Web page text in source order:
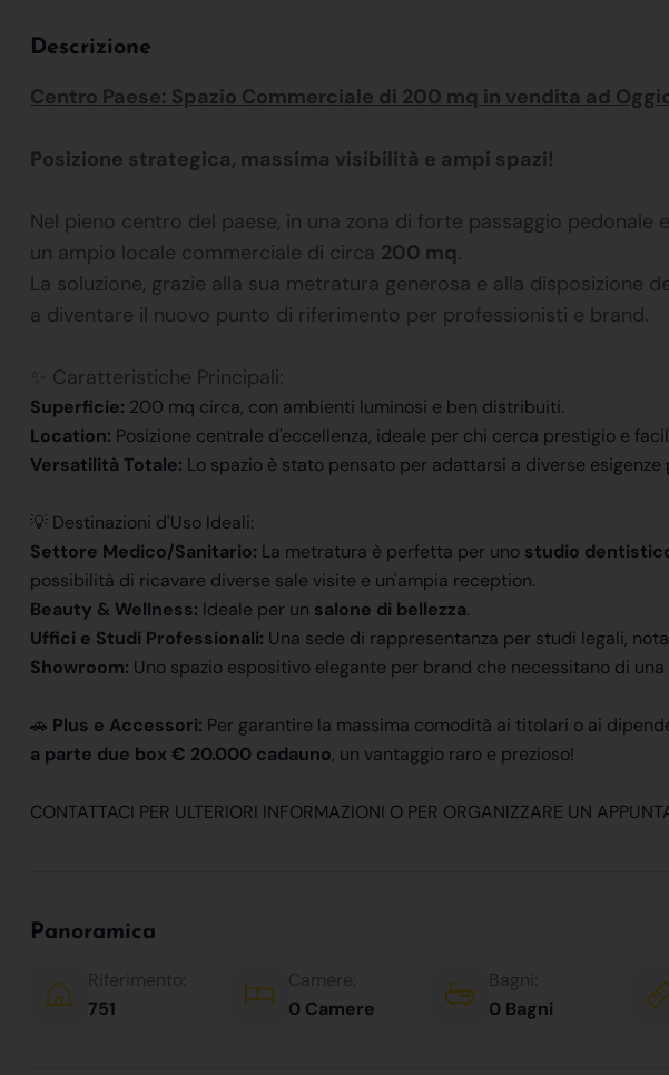
Descrizione
Centro Paese: Spazio Commerciale di 200 mq in vendita ad
Posizione strategica, massima visibilità e ampi spazi!
Nel pieno centro del paese, in una zona di forte passaggio pedonale
un ampio locale commerciale di circa 200 mq.
La soluzione, grazie alla sua metratura generosa e alla disposizione
a diventare il nuovo punto di riferimento per professionisti e brand.
✨ Caratteristiche Principali:
Superficie: 200 mq circa, con ambienti luminosi e ben distribuiti.
Location: Posizione centrale d'eccellenza, ideale per chi cerca prestigio e
Versatilità Totale: Lo spazio è stato pensato per adattarsi a diverse esigenze
💡 Destinazioni d'Uso Ideali:
Settore Medico/Sanitario: La metratura è perfetta per uno studio
possibilità di ricavare diverse sale visite e un'ampia reception.
Beauty & Wellness: Ideale per un salone di bellezza.
Uffici e Studi Professionali: Una sede di rappresentanza per studi legali,
Showroom: Uno spazio espositivo elegante per brand che necessitano di
🚗 Plus e Accessori: Per garantire la massima comodità ai titolari o ai
a parte due box € 20.000 cadauno, un vantaggio raro e prezioso!
CONTATTACI PER ULTERIORI INFORMAZIONI O PER ORGANIZZARE UN
Panoramica
Riferimento:
751
Camere:
0 Camere
Bagni:
0 Bagni